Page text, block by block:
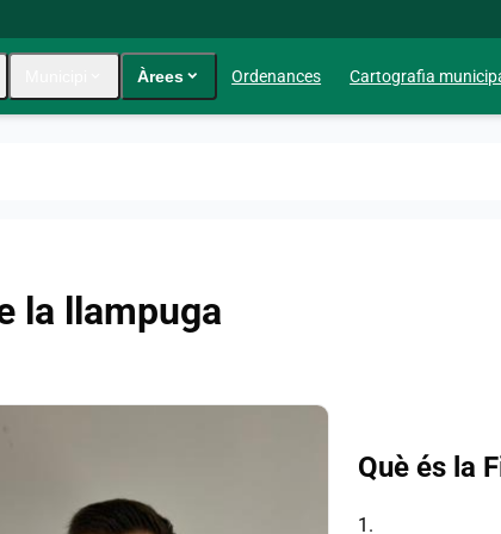
Àreesexpand_more Ordenances Cartografia
la llampuga
Què és la